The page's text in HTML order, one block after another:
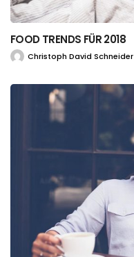
FOOD TRENDS FÜR 2018
Christoph David Schneider